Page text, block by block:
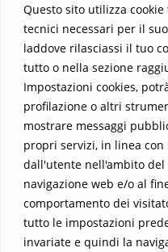
Questo sito utilizza
tecnici necessari per il
laddove rilasciassi il tuo
tutto o nella sezione
Impostazioni cookies,
profilazione o altri
mostrare messaggi
propri servizi, in linea
dall'utente nell'ambito
navigazione web e/o al
comportamento dei
tutto le impostazioni
invariate e quindi la
indimenticabile.Non
questo viaggio straordinario.
Parola trasformi la tua vita
Home